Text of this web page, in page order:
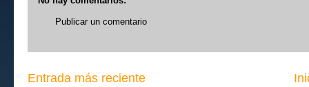
Publicar un comentario
Entrada más reciente